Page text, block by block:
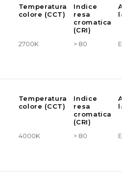
Temperatura
colore (CCT)
Indice
resa
cromatica
(CRI)
2700K > 80
Temperatura
colore (CCT)
Indice
resa
cromatica
(CRI)
4000K > 80